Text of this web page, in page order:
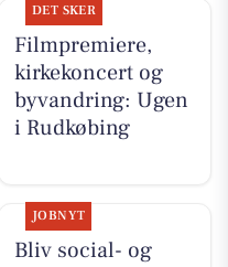
DET SKER
Filmpremiere,
kirkekoncert og
byvandring: Ugen
i Rudkøbing
JOBNYT
Bliv social- og